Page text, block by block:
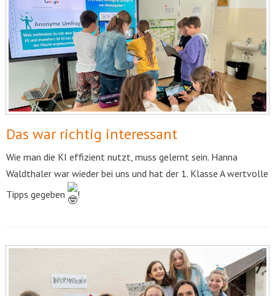
Das war richtig interessant
Wie man die KI effizient nutzt, muss gelernt sein. Hanna
Waldthaler war wieder bei uns und hat der 1. Klasse A wertvolle
Tipps gegeben
!